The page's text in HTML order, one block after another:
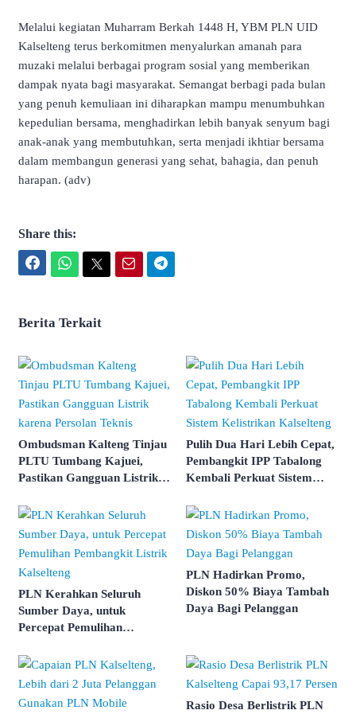
Melalui kegiatan Muharram Berkah 1448 H, YBM PLN UID
Kalselteng terus berkomitmen menyalurkan amanah para
muzaki melalui berbagai program sosial yang memberikan
dampak nyata bagi masyarakat. Semangat berbagi pada bulan
yang penuh kemuliaan ini diharapkan mampu menumbuhkan
kepedulian bersama, menghadirkan lebih banyak senyum bagi
anak-anak yang membutuhkan, serta menjadi ikhtiar bersama
dalam membangun generasi yang sehat, bahagia, dan penuh
harapan. (adv)
Share this:
Berita Terkait
Ombudsman Kalteng Tinjau
PLTU Tumbang Kajuei,
Pastikan Gangguan Listrik
Pulih Dua Hari Lebih Cepat,
Pembangkit IPP Tabalong
Kembali Perkuat Sistem
PLN Kerahkan Seluruh
Sumber Daya, untuk
Percepat Pemulihan
Kalselteng
PLN Hadirkan Promo,
Diskon 50% Biaya Tambah
Daya Bagi Pelanggan
Rasio Desa Berlistrik PLN